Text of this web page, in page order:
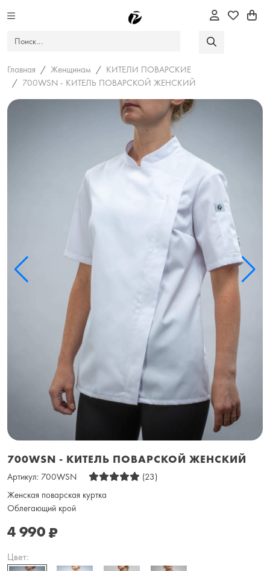
Главная Женщинам
КИТЕЛИ ПОВАРСКИЕ
700WSN - КИТЕЛЬ ПОВАРСКОЙ ЖЕНСКИЙ
700WSN - КИТЕЛЬ ПОВАРСКОЙ ЖЕНСКИЙ
Артикул: 700WSN
(23)
Женская поварская куртка
Облегающий крой
4 990₽
Цвет: